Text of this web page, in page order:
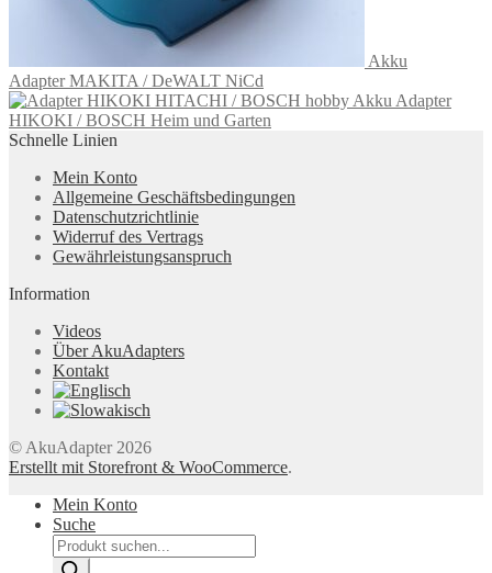
Akku
Adapter MAKITA / DeWALT NiCd
Akku Adapter
HIKOKI / BOSCH Heim und Garten
Schnelle Linien
Mein Konto
Allgemeine Geschäftsbedingungen
Datenschutzrichtlinie
Widerruf des Vertrags
Gewährleistungsanspruch
Information
Videos
Über AkuAdapters
Kontakt
© AkuAdapter 2026
Erstellt mit Storefront & WooCommerce.
Mein Konto
Suche
Products
search